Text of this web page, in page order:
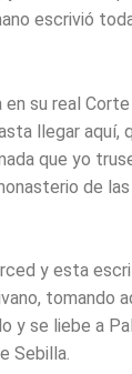
escrivió
su real
llegar aquí,
que yo
de
y esta
tomando
y se liebe a
Sebilla.